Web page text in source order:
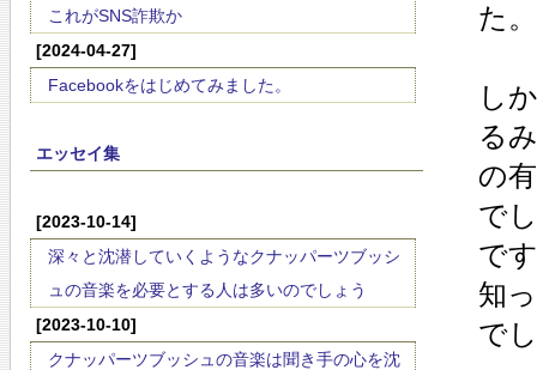
これがSNS詐欺か
[2024-04-27]
Facebookをはじめてみました。
エッセイ集
[2023-10-14]
深々と沈潜していくようなクナッパーツブッシ
ュの音楽を必要とする人は多いのでしょう
[2023-10-10]
クナッパーツブッシュの音楽は聞き手の心を沈
た。
し
る
の
で
で
知
で